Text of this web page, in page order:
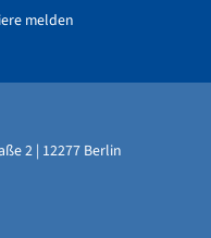
melden
2 | 12277 Berlin